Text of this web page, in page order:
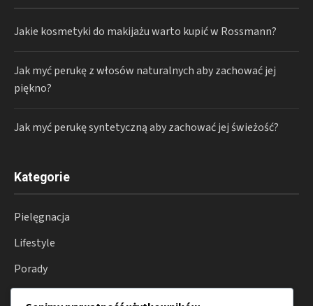
Jakie kosmetyki do makijażu warto kupić w Rossmann?
Jak myć perukę z włosów naturalnych aby zachować jej
piękno?
Jak myć perukę syntetyczną aby zachować jej świeżość?
Kategorie
Pielęgnacja
Lifestyle
Porady